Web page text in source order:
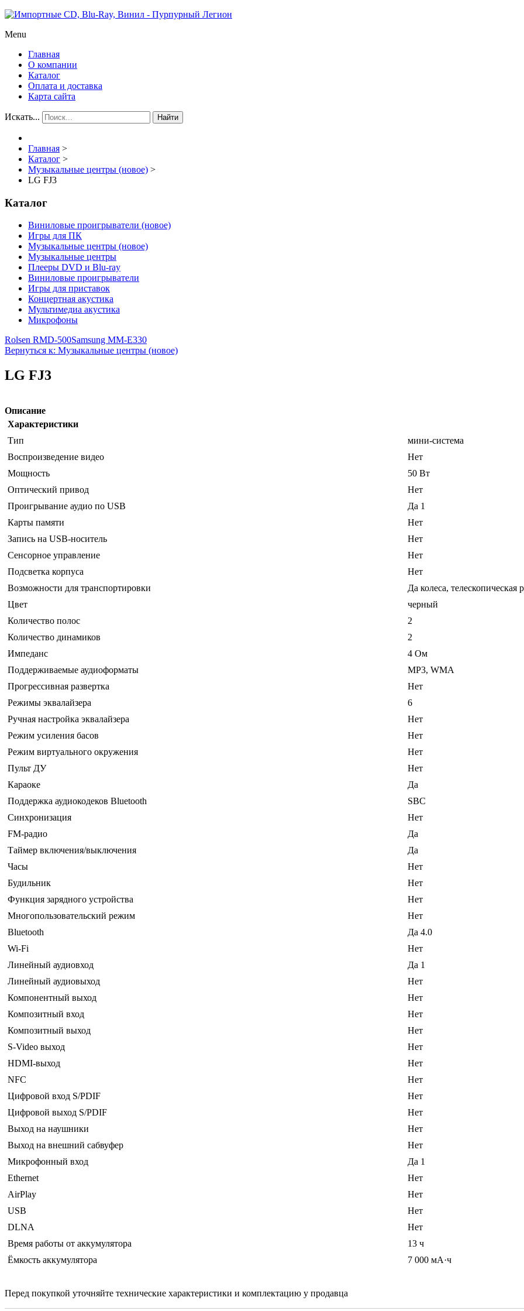
Menu
Главная
О компании
Каталог
Оплата и доставка
Карта сайта
Искать... Найти
Главная >
Каталог >
Музыкальные центры (новое) >
LG FJ3
Каталог
Виниловые проигрыватели (новое)
Игры для ПК
Музыкальные центры (новое)
Музыкальные центры
Плееры DVD и Blu-ray
Виниловые проигрыватели
Игры для приставок
Концертная акустика
Мультимедиа акустика
Микрофоны
Rolsen RMD-500Samsung MM-E330
Вернуться к: Музыкальные центры (новое)
LG FJ3
Описание
Характеристики
Тип
мини-система
Воспроизведение видео
Нет
Мощность
50 Вт
Оптический привод
Нет
Проигрывание аудио по USB
Да 1
Карты памяти
Нет
Запись на USB-носитель
Нет
Сенсорное управление
Нет
Подсветка корпуса
Нет
Возможности для транспортировки
Да колеса, телескопическая
Цвет
черный
Количество полос
2
Количество динамиков
2
Импеданс
4 Ом
Поддерживаемые аудиоформаты
MP3, WMA
Прогрессивная развертка
Нет
Режимы эквалайзера
6
Ручная настройка эквалайзера
Нет
Режим усиления басов
Нет
Режим виртуального окружения
Нет
Пульт ДУ
Нет
Караоке
Да
Поддержка аудиокодеков Bluetooth
SBC
Синхронизация
Нет
FM-радио
Да
Таймер включения/выключения
Да
Часы
Нет
Будильник
Нет
Функция зарядного устройства
Нет
Многопользовательский режим
Нет
Bluetooth
Да 4.0
Wi-Fi
Нет
Линейный аудиовход
Да 1
Линейный аудиовыход
Нет
Компонентный выход
Нет
Композитный вход
Нет
Композитный выход
Нет
S-Video выход
Нет
HDMI-выход
Нет
NFC
Нет
Цифровой вход S/PDIF
Нет
Цифровой выход S/PDIF
Нет
Выход на наушники
Нет
Выход на внешний сабвуфер
Нет
Микрофонный вход
Да 1
Ethernet
Нет
AirPlay
Нет
USB
Нет
DLNA
Нет
Время работы от аккумулятора
13 ч
Ёмкость аккумулятора
7 000 мА·ч
Перед покупкой уточняйте технические характеристики и комплектацию у продавца